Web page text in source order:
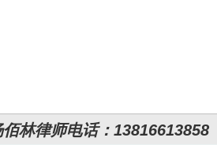
林律师电话：13816613858